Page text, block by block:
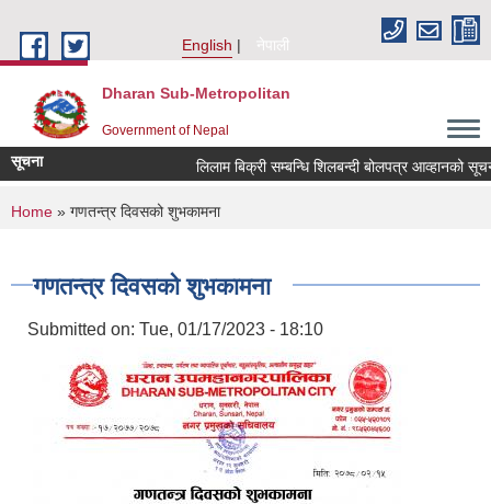
English
नेपाली
Dharan Sub-Metropolitan
Government of Nepal
सूचना लिलाम बिक्री सम्बन्धि शिलबन्दी बोलपत्र
You are here
Home » गणतन्त्र दिवसको शुभकामना
गणतन्त्र दिवसको शुभकामना
Submitted on: Tue, 01/17/2023 - 18:10